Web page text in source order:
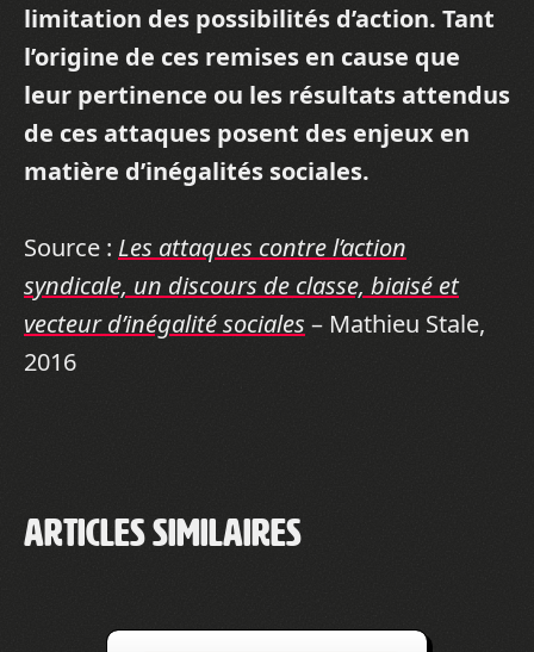
limitation des possibilités d’action. Tant
l’origine de ces remises en cause que
leur pertinence ou les résultats attendus
de ces attaques posent des enjeux en
matière d’inégalités sociales.
Source : Les attaques contre l’action
syndicale, un discours de classe, biaisé et
vecteur d’inégalité sociales – Mathieu Stale,
2016
Articles similaires